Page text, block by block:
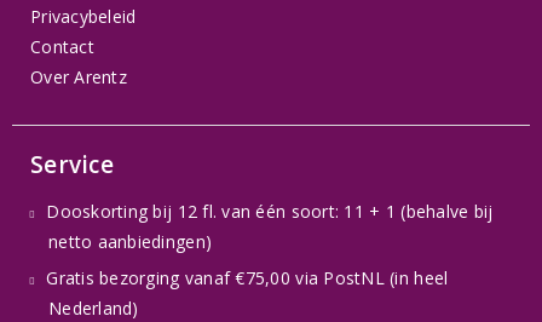
Privacybeleid
Contact
Over Arentz
Service
Dooskorting bij 12 fl. van één soort: 11 + 1 (behalve bij
netto aanbiedingen)
Gratis bezorging vanaf €75,00 via PostNL (in heel
Nederland)